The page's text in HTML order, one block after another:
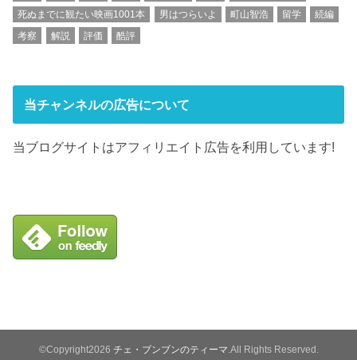
死ぬまでに観たい映画1001本
男はつらいよ 町山智浩 留学
続編
考察
解説 評価 酷評
当チャンネルの広告について
当ブログサイトはアフィリエイト広告を利用しています!
©Copyright2026 チェ・ブンブンのティーマ .All Rights Reserved.